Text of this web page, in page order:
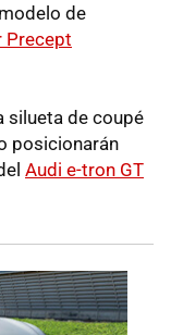
de
Precept
silueta de coupé
posicionarán
Audi e-tron GT